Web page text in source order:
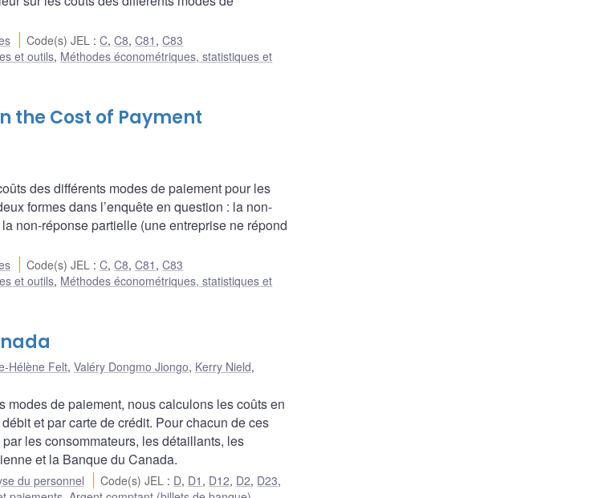
Code(s) JEL :C,C8,C81 ,C83
et outils, Méthodes économétriques, statistiques et
the Cost of Payment
des différents modes de paiement pour les
formes dans l’enquête en question : la non-
non-réponse partielle (une entreprise ne répond
Code(s) JEL :C,C8,C81 ,C83
et outils, Méthodes économétriques, statistiques et
Hélène Felt, Valéry Dongmo Jiongo, Kerry Nield,
modes de paiement, nous calculons les coûts en
et par carte de crédit. Pour chacun de ces
les consommateurs, les détaillants, les
et la Banque du Canada.
du personnel Code(s) JEL : D, D1 , D12, D2, D23,